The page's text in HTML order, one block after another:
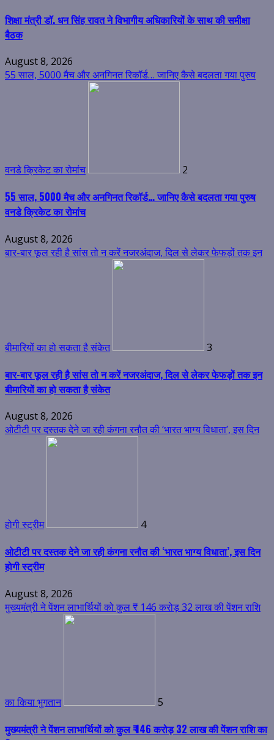
शिक्षा मंत्री डॉ. धन सिंह रावत ने विभागीय अधिकारियों के साथ की समीक्षा
बैठक
August 8, 2026
55 साल, 5000 मैच और अनगिनत रिकॉर्ड… जानिए कैसे बदलता गया पुरुष
वनडे क्रिकेट का रोमांच 2
55 साल, 5000 मैच और अनगिनत रिकॉर्ड… जानिए कैसे बदलता गया पुरुष
वनडे क्रिकेट का रोमांच
August 8, 2026
बार-बार फूल रही है सांस तो न करें नजरअंदाज, दिल से लेकर फेफड़ों तक इन
बीमारियों का हो सकता है संकेत 3
बार-बार फूल रही है सांस तो न करें नजरअंदाज, दिल से लेकर फेफड़ों तक इन
बीमारियों का हो सकता है संकेत
August 8, 2026
ओटीटी पर दस्तक देने जा रही कंगना रनौत की ‘भारत भाग्य विधाता’, इस दिन
होगी स्ट्रीम 4
ओटीटी पर दस्तक देने जा रही कंगना रनौत की ‘भारत भाग्य विधाता’, इस दिन
होगी स्ट्रीम
August 8, 2026
मुख्यमंत्री ने पेंशन लाभार्थियों को कुल ₹ 146 करोड़ 32 लाख की पेंशन राशि
का किया भुगतान 5
मुख्यमंत्री ने पेंशन लाभार्थियों को कुल ₹ 146 करोड़ 32 लाख की पेंशन राशि का